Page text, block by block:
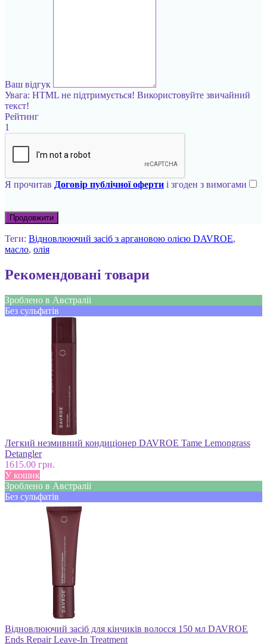
Ваш відгук
Увага: HTML не підтримується! Використовуйте звичайний
текст!
Рейтинг
1
Я прочитав Договір публічної оферти і згоден з вимогами
Продовжити
Теги: Відновлюючий засіб з аргановою олією DAVROE,
масло, олія
Рекомендовані товари
Зроблено в Австраліі
Без сульфатів
Легкий незмивний кондиціонер DAVROE Tame Lemongrass
Detangler
1615.00 грн.
У кошик
Зроблено в Австраліі
Без сульфатів
Відновлюючий засіб для кінчиків волосся 150 мл DAVROE
Ends Repair Leave-In Treatment